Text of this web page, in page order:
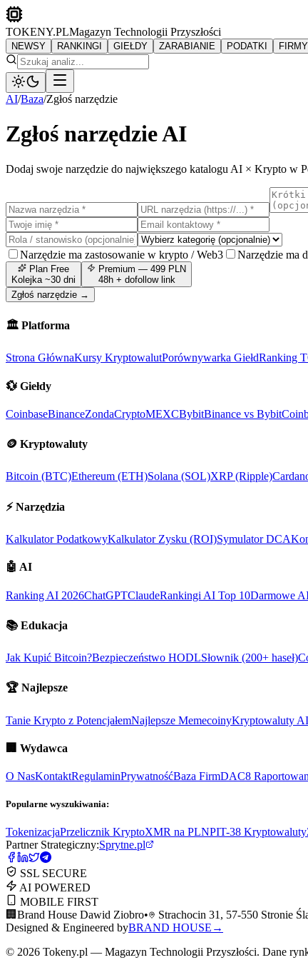
TOKENY.PLMagazyn Technologii Przyszłości
NEWSY RANKINGI GIEŁDY ZARABIANIE PODATKI FIRMY
AI/Baza/Zgłoś narzędzie
Zgłoś narzędzie AI
Dodaj swoje narzędzie do największego katalogu AI × Krypto w
Narzędzie ma zastosowanie w krypto / Web3 Narzędzie ma
Plan Free
Kolejka ~30 dni
Premium — 499 PLN
48h + dofollow link
Zgłoś narzędzie →
🏛️ Platforma
Strona GłównaKursy KryptowalutPorównywarka GiełdRanking
💱 Giełdy
CoinbaseBinanceZondaCryptoMEXCBybitBinance vs Bybit
🪙 Kryptowaluty
Bitcoin (BTC)Ethereum (ETH)Solana (SOL)XRP (Ripple)
⚡ Narzędzia
Kalkulator PodatkowyKalkulator Zysku (ROI)Symulator DCA
🤖 AI
Ranking AI 2026ChatGPTClaudeRankingi AI Top 10Darmowe
📚 Edukacja
Jak Kupić Bitcoin?Bezpieczeństwo HODLSłownik (200+ haseł)
🏆 Najlepsze
Tanie Krypto z PotencjałemNajlepsze MemecoinyKryptowaluty AI
🏢 Wydawca
O NasKontaktRegulaminPrywatnośćBaza FirmDAC8
Popularne wyszukiwania:
TokenizacjaPrzelicznik KryptoXMR na PLNPIT-38 Kryptowaluty
Partner Strategiczny:Sprytne.pl
SSL SECURE
AI POWERED
MOBILE FIRST
🏢 Brand House Dawid Ziobro• Strachocin 31, 57-550 Stronie
Designed & Engineered byBRAND HOUSE →
© 2026 Tokeny.pl — Magazyn Technologii Przyszłości. Dane